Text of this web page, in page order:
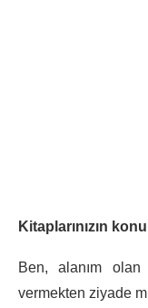
Kitaplarınızın
Ben, alanım
vermekten ziyade